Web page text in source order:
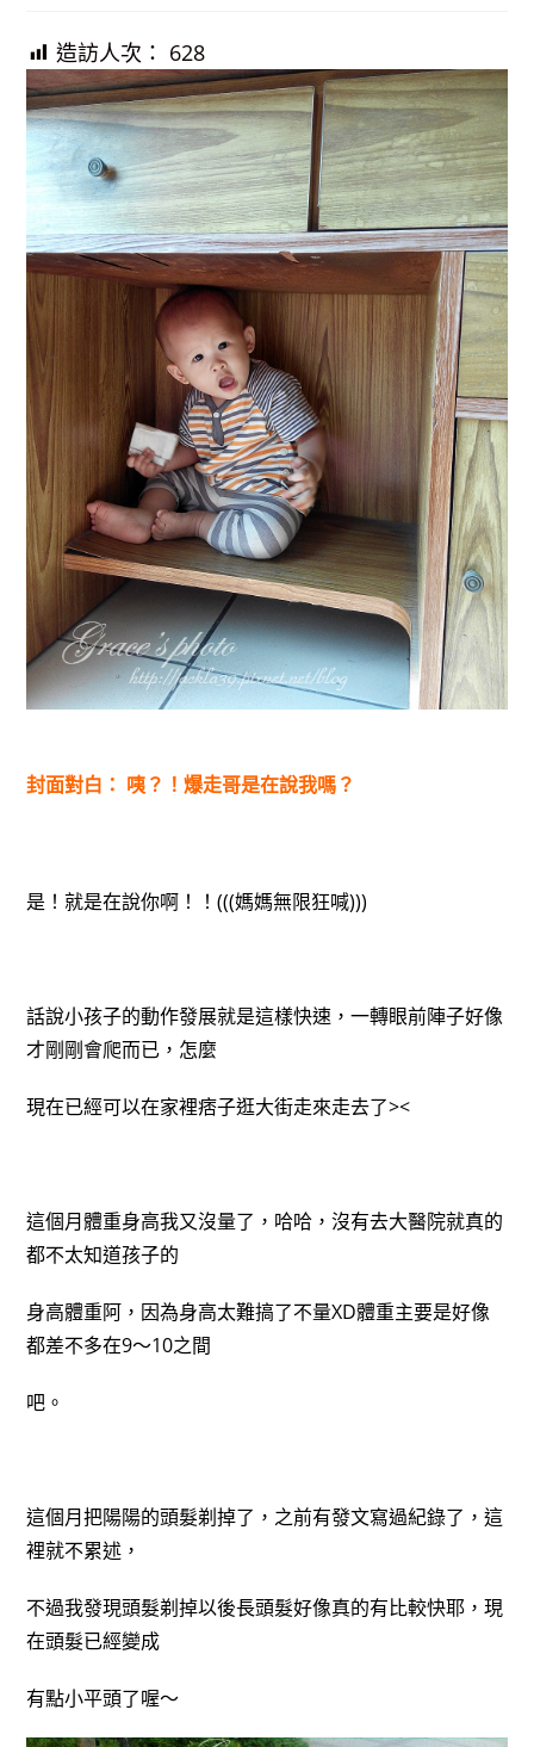
造訪人次： 628
封面對白： 咦？！爆走哥是在說我嗎？
是！就是在說你啊！！(((媽媽無限狂喊)))
話說小孩子的動作發展就是這樣快速，一轉眼前陣子好像
才剛剛會爬而已，怎麼
現在已經可以在家裡痞子逛大街走來走去了><
這個月體重身高我又沒量了，哈哈，沒有去大醫院就真的
都不太知道孩子的
身高體重阿，因為身高太難搞了不量XD體重主要是好像
都差不多在9～10之間
吧。
這個月把陽陽的頭髮剃掉了，之前有發文寫過紀錄了，這
裡就不累述，
不過我發現頭髮剃掉以後長頭髮好像真的有比較快耶，現
在頭髮已經變成
有點小平頭了喔～